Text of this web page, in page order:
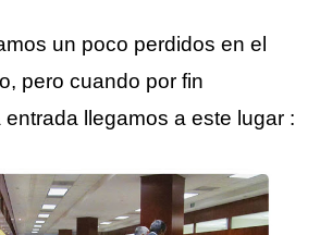
un poco perdidos en el
pero cuando por fin
llegamos a este lugar :